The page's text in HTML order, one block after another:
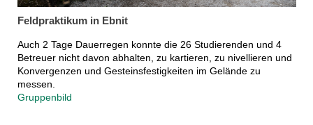
Feldpraktikum in Ebnit
Auch 2 Tage Dauerregen konnte die 26 Studierenden und 4
Betreuer nicht davon abhalten, zu kartieren, zu nivellieren und
Konvergenzen und Gesteinsfestigkeiten im Gelände zu
messen.
Gruppenbild